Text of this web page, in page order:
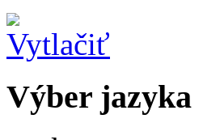
Výber jazyka